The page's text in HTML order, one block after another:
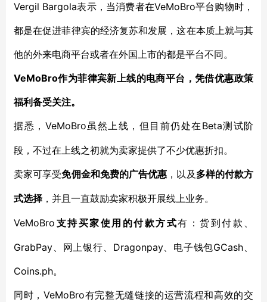
Vergil Bargola表示，当消费者在VeMoBro平台购物时，
都是在促进菲律宾的经济复苏和发展，这在本质上就与其
他的外来电商平台或者在外国上市的都是平台不同。
VeMoBro作为菲律宾新上线的电商平台，凭借优惠政策
福利备受关注。
据悉， VeMoBro虽然上线，但目前仍处在Beta测试阶
段，不过在上线之初就为卖家提供了不少优惠折扣。
卖家可享受免佣金和免费的广告优惠 ，以及 多样的付款方
式选择 ，并且一直鼓励卖家积极开展线上业务。
VeMoBro 支持买家使用的付款方式有：货到付款、
GrabPay、网上银行、Dragonpay、电子钱包GCash、
Coins.ph。
同时， VeMoBro有完整无缝链接的运营流程和高效的交